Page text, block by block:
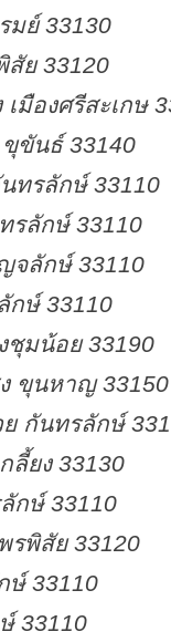
มย์ 33130
ย 33120
มืองศรีสะเกษ
ขุขันธ์ 33140
ทรลักษ์ 33110
รลักษ์ 33110
จลักษ์ 33110
กษ์ 33110
ชุมน้อย 33190
ขุนหาญ 33150
กันทรลักษ์
ลี้ยง 33130
กษ์ 33110
รพิสัย 33120
ษ์ 33110
33110